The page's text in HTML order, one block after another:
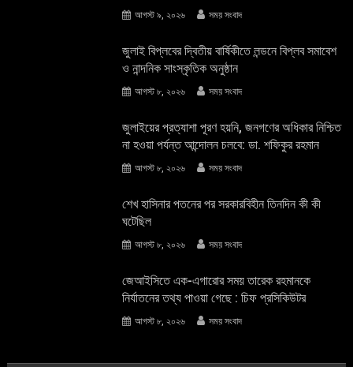
আগস্ট ৯, ২০২৬ সময় সংবাদ
জুলাই বিপ্লবের দ্বিতীয় বার্ষিকীতে লন্ডনে বিপ্লব সমাবেশ
ও নান্দনিক সাংস্কৃতিক অনুষ্ঠান
আগস্ট ৮, ২০২৬ সময় সংবাদ
জুলাইয়ের প্রত্যাশা পূরণ হয়নি, জনগণের অধিকার নিশ্চিত
না হওয়া পর্যন্ত আন্দোলন চলবে: ডা. শফিকুর রহমান
আগস্ট ৮, ২০২৬ সময় সংবাদ
শেখ হাসিনার পতনের পর সরকারবিহীন তিনদিন কী কী
ঘটেছিল
আগস্ট ৮, ২০২৬ সময় সংবাদ
জেআইসিতে এক-এগারোর সময় তারেক রহমানকে
নির্যাতনের তথ্য পাওয়া গেছে : চিফ প্রসিকিউটর
আগস্ট ৮, ২০২৬ সময় সংবাদ